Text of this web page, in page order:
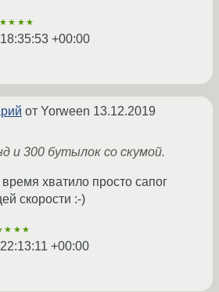
+00:00
от Yorween 13.12.2019
и 300 бутылок со скумой.
хватило просто сапог
скорости :-)
+00:00